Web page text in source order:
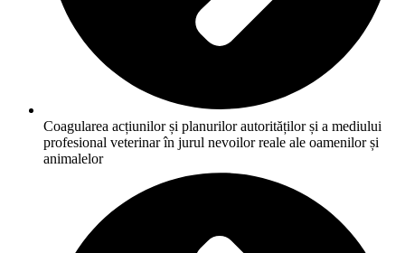
Coagularea acțiunilor și planurilor autorităților și a mediului
profesional veterinar în jurul nevoilor reale ale oamenilor și
animalelor